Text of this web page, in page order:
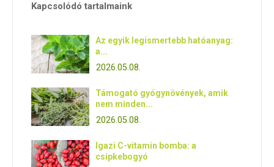
Kapcsolódó tartalmaink
Az egyik legismertebb hatóanyag:
a...
2026.05.08.
Támogató gyógynövények, amik
nem minden...
2026.05.08.
Igazi C-vitamin bomba: a
csipkebogyó